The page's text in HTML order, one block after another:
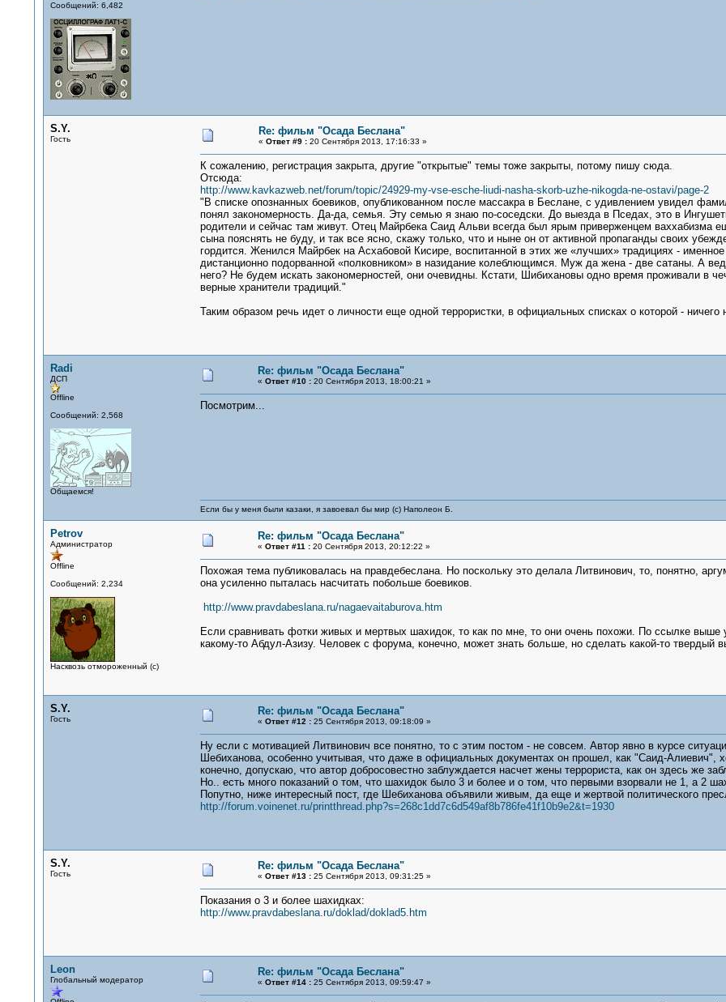
Сообщений: 6,482
S.Y.
Гость
Re: фильм "Осада Беслана"
« Ответ #9 :20 Сентября 2013, 17:16:33 »
К сожалению, регистрация закрыта, другие "открытые" темы тоже закрыты, потому пишу сюда.
Отсюда:
http://www.kavkazweb.net/forum/topic/24929-my-vse-esche-liudi-nasha-skorb-uzhe-nikogda-ne-ostavi/page-2
"В списке опознанных боевиков, опубликованном после массакра в Беслане, с удивлением увидел
понял закономерность. Да-да, семья. Эту семью я знаю по-соседски. До выезда в Пседах, это в
родители и сейчас там живут. Отец Майрбека Саид Альви всегда был ярым приверженцем ваххабизма
сына пояснять не буду, и так все ясно, скажу только, что и ныне он от активной пропаганды своих
гордится. Женился Майрбек на Асхабовой Кисире, воспитанной в этих же «лучших» традициях -
дистанционно подорванной «полковником» в назидание колеблющимся. Муж да жена - две сатаны. А
него? Не будем искать закономерностей, они очевидны. Кстати, Шибихановы одно время проживали в
верные хранители традиций."
Таким образом речь идет о личности еще одной террористки, в официальных списках о которой -
Radi
ДСП
Offline
Сообщений: 2,568
Общаемся!
Re: фильм "Осада Беслана"
« Ответ #10 :20 Сентября 2013, 18:00:21 »
Посмотрим...
Если бы у меня были казаки, я завоевал бы мир (с) Наполеон Б.
Petrov
Администратор
Offline
Сообщений: 2,234
Насквозь отмороженный (с)
Re: фильм "Осада Беслана"
« Ответ #11 :20 Сентября 2013, 20:12:22 »
Похожая тема публиковалась на правдебеслана. Но поскольку это делала Литвинович, то, понятно,
она усиленно пыталась насчитать побольше боевиков.
http://www.pravdabeslana.ru/nagaevaitaburova.htm
Если сравнивать фотки живых и мертвых шахидок, то как по мне, то они очень похожи. По ссылке
какому-то Абдул-Азизу. Человек с форума, конечно, может знать больше, но сделать какой-то твердый
S.Y.
Гость
Re: фильм "Осада Беслана"
« Ответ #12 :25 Сентября 2013, 09:18:09 »
Ну если с мотивацией Литвинович все понятно, то с этим постом - не совсем. Автор явно в курсе
Шебиханова, особенно учитывая, что даже в официальных документах он прошел, как "Саид-
конечно, допускаю, что автор добросовестно заблуждается насчет жены террориста, как он здесь же
Но.. есть много показаний о том, что шахидок было 3 и более и о том, что первыми взорвали не 1, а 2
Попутно, ниже интересный пост, где Шебиханова объявили живым, да еще и жертвой политического
http://forum.voinenet.ru/printthread.php?s=268c1dd7c6d549af8b786fe41f10b9e2&t=1930
S.Y.
Гость
Re: фильм "Осада Беслана"
« Ответ #13 :25 Сентября 2013, 09:31:25 »
Показания о 3 и более шахидках:
http://www.pravdabeslana.ru/doklad/doklad5.htm
Leon
Глобальный модератор
Re: фильм "Осада Беслана"
« Ответ #14 :25 Сентября 2013, 09:59:47 »